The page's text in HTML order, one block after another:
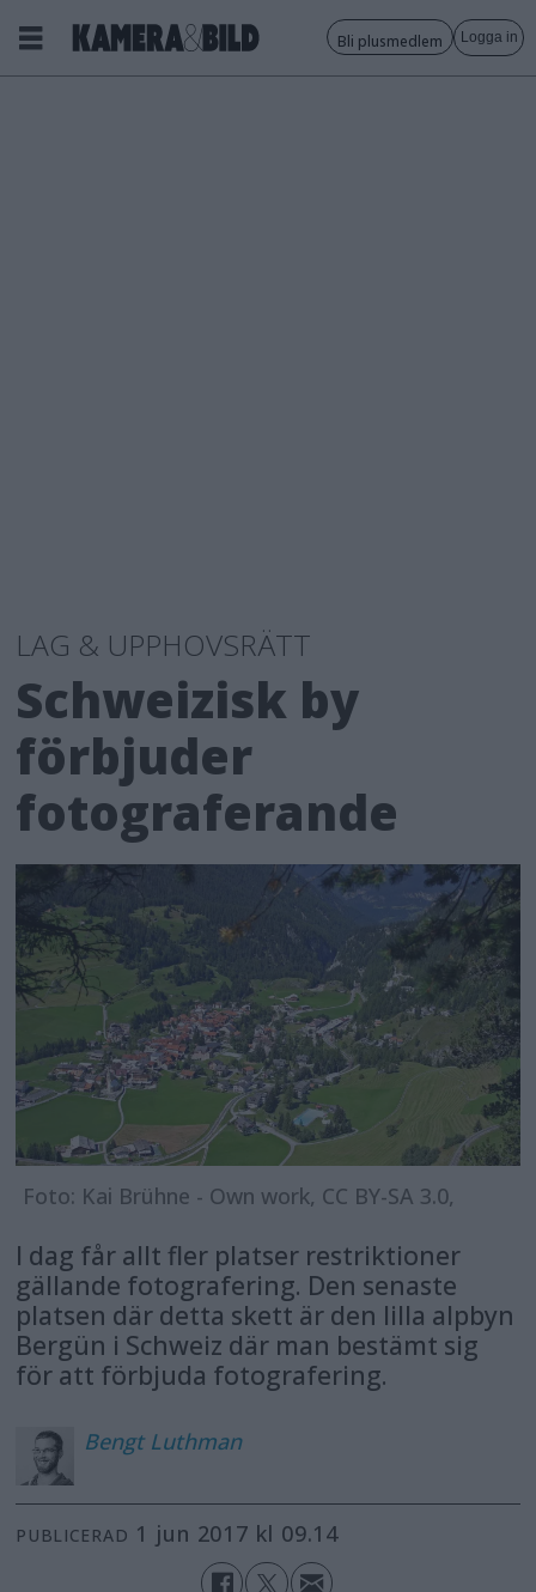
Bli plusmedlem Logga in
LAG & UPPHOVSRÄTT
Schweizisk by
förbjuder
fotograferande
Foto: Kai Brühne - Own work, CC BY-SA 3.0,
I dag får allt fler platser restriktioner
gällande fotografering. Den senaste
platsen där detta skett är den lilla alpbyn
Bergün i Schweiz där man bestämt sig
för att förbjuda fotografering.
Bengt Luthman
PUBLICERAD 1 jun 2017 kl 09.14